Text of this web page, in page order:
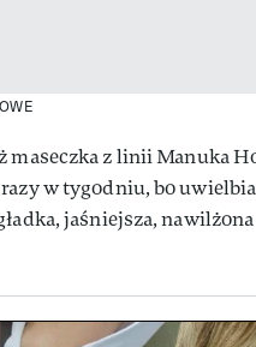
maseczka z linii Manuka
w tygodniu, bo
jaśniejsza,